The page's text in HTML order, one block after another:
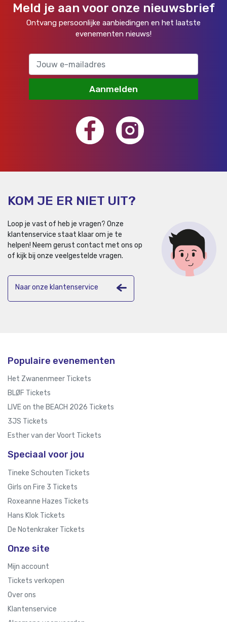
Meld je aan voor onze nieuwsbrief
Ontvang persoonlijke aanbiedingen en het laatste
evenementen nieuws!
Aanmelden
KOM JE ER NIET UIT?
Loop je vast of heb je vragen? Onze
klantenservice staat klaar om je te
helpen! Neem gerust contact met ons op
of kijk bij onze veelgestelde vragen.
Naar onze klantenservice
Populaire evenementen
Het Zwanenmeer Tickets
BLØF Tickets
LIVE on the BEACH 2026 Tickets
3JS Tickets
Esther van der Voort Tickets
Speciaal voor jou
Tineke Schouten Tickets
Girls on Fire 3 Tickets
Roxeanne Hazes Tickets
Hans Klok Tickets
De Notenkraker Tickets
Onze site
Mijn account
Tickets verkopen
Over ons
Klantenservice